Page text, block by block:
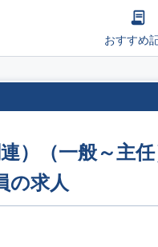
おすすめ
）（一般～主
の求人